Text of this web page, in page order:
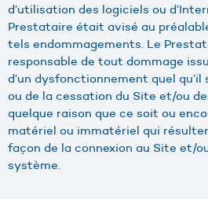
d’utilisation des logiciels ou
Prestataire était avisé au
tels endommagements. Le
responsable de tout dommage
d’un dysfonctionnement quel qu’il
ou de la cessation du Site et/ou
quelque raison que ce soit ou
matériel ou immatériel qui
façon de la connexion au Site et/
système.